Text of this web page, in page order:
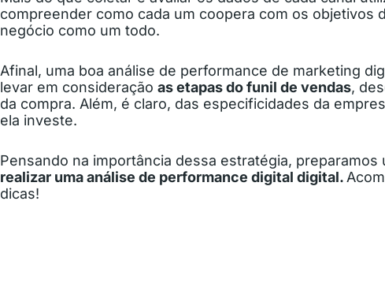
compreender como cada um coopera com os objetivos
negócio como um todo.
Afinal, uma boa análise de performance de marketing
levar em consideração as etapas do funil de vendas,
da compra. Além, é claro, das especificidades da
ela investe.
Pensando na importância dessa estratégia, preparamos
realizar uma análise de performance digital digital.
dicas!